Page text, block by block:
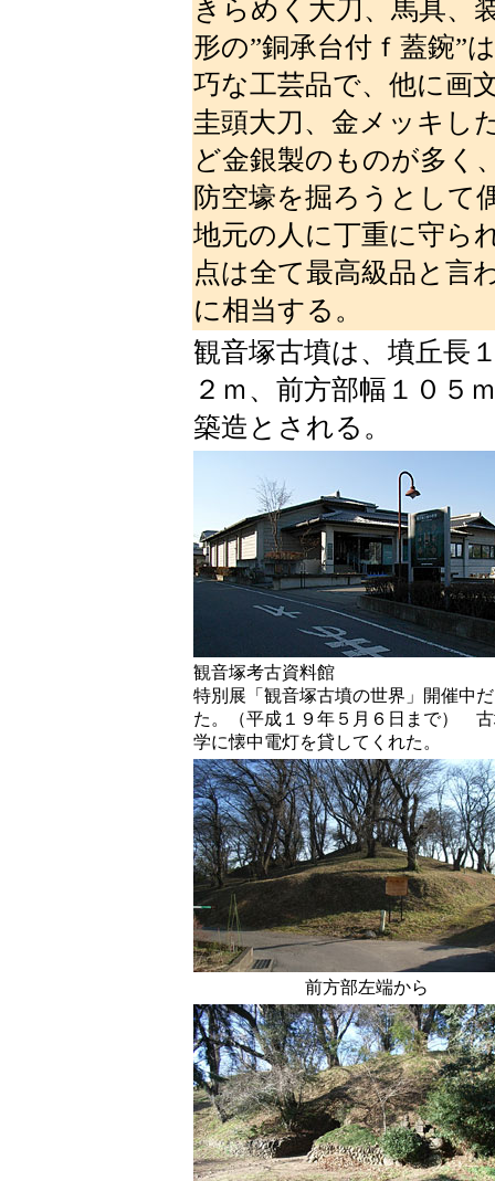
きらめく大刀、馬具、
形の”銅承台付ｆ蓋鋺”
巧な工芸品で、他に画
圭頭大刀、金メッキし
ど金銀製のものが多く
防空壕を掘ろうとして
地元の人に丁重に守ら
点は全て最高級品と言
に相当する。
観音塚古墳は、墳丘長
２ｍ、前方部幅１０５
築造とされる。
観音塚考古資料館
特別展「観音塚古墳の世界」開催中
た。（平成１９年５月６日まで）
学に懐中電灯を貸してくれた。
前方部左端から